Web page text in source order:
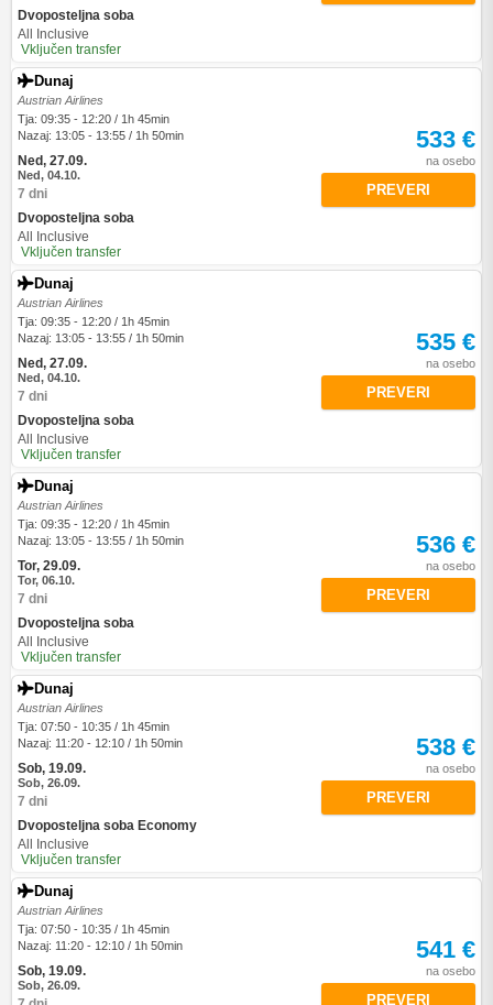
Dvoposteljna soba
All Inclusive
Vključen transfer
Dunaj
Austrian Airlines
Tja: 09:35 - 12:20 / 1h 45min
Nazaj: 13:05 - 13:55 / 1h 50min
Ned, 27.09.
Ned, 04.10.
7 dni
Dvoposteljna soba
All Inclusive
Vključen transfer
533 €
na osebo
PREVERI
Dunaj
Austrian Airlines
Tja: 09:35 - 12:20 / 1h 45min
Nazaj: 13:05 - 13:55 / 1h 50min
Ned, 27.09.
Ned, 04.10.
7 dni
Dvoposteljna soba
All Inclusive
Vključen transfer
535 €
na osebo
PREVERI
Dunaj
Austrian Airlines
Tja: 09:35 - 12:20 / 1h 45min
Nazaj: 13:05 - 13:55 / 1h 50min
Tor, 29.09.
Tor, 06.10.
7 dni
Dvoposteljna soba
All Inclusive
Vključen transfer
536 €
na osebo
PREVERI
Dunaj
Austrian Airlines
Tja: 07:50 - 10:35 / 1h 45min
Nazaj: 11:20 - 12:10 / 1h 50min
Sob, 19.09.
Sob, 26.09.
7 dni
Dvoposteljna soba Economy
All Inclusive
Vključen transfer
538 €
na osebo
PREVERI
Dunaj
Austrian Airlines
Tja: 07:50 - 10:35 / 1h 45min
Nazaj: 11:20 - 12:10 / 1h 50min
Sob, 19.09.
Sob, 26.09.
541 €
na osebo
PREVERI